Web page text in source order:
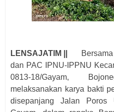
LENSAJATIM ||
dan PAC IPNU-IPPNU
0813-18/Gayam,
melaksanakan karya bakti
disepanjang Jalan Poros